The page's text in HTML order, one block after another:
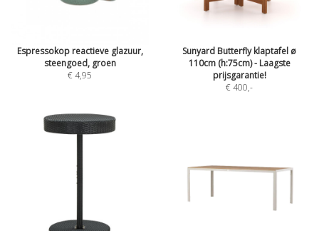
Espressokop reactieve glazuur,
steengoed, groen
€ 4,95
Sunyard Butterfly klaptafel ø
110cm (h:75cm) - Laagste
prijsgarantie!
€ 400,-